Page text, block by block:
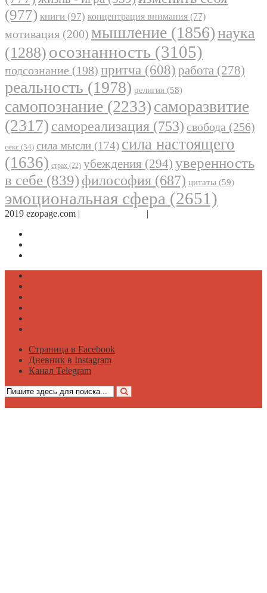
(977) книги (97) концентрация внимания (77)
мотивация (200) мышление (1856)наука
(1288) осознанность (3105)
подсознание (198) притча (608) работа (278)
реальность (1978) религия (58)
самопознание (2233)саморазвитие
(2317) самореализация (753) свобода (256)
секс (34) сила мысли (174) сила настоящего
(1636) страх (22) убеждения (294) уверенность
в себе (839) философия (687) цитаты (59)
эмоциональная сфера (2651)
2019 ezopage.com | |
Страница в Facebook
Дневник в Instagram
Канал Telegram